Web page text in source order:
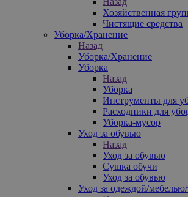
Хозяйственная
Чистящие средства
Уборка/Хранение
Назад
Уборка/Хранение
Уборка
Назад
Уборка
Инструменты для
Расходники для
Уборка-мусор
Уход за обувью
Назад
Уход за обувью
Сушка обучи
Уход за обувью
Уход за одеждой/